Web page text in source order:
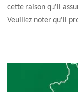
cette raison qu'il
Veuillez noter qu'il